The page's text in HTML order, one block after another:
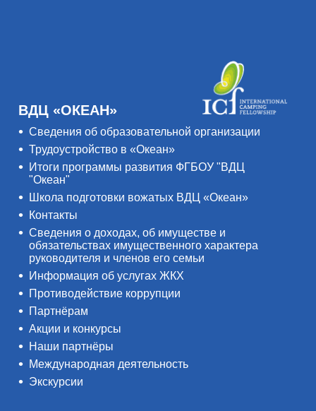
ВДЦ «ОКЕАН»
Сведения об образовательной организации
Трудоустройство в «Океан»
Итоги программы развития ФГБОУ "ВДЦ
"Океан"
Школа подготовки вожатых ВДЦ «Океан»
Контакты
Сведения о доходах, об имуществе и
обязательствах имущественного характера
руководителя и членов его семьи
Информация об услугах ЖКХ
Противодействие коррупции
Партнёрам
Акции и конкурсы
Наши партнёры
Международная деятельность
Экскурсии